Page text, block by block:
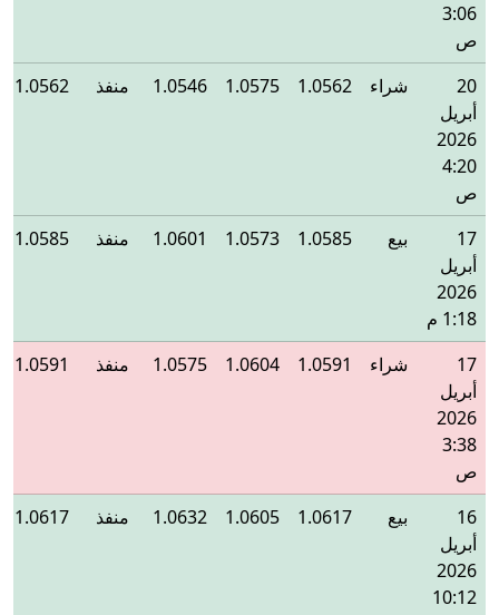
3:06
ص
20
أبريل
2026
4:20
ص
شراء 1.0562
1.0575
1.0546 منفذ 1.0562
17
أبريل
2026
1:18 م
بيع 1.0585
1.0573
1.0601 منفذ 1.0585
17
أبريل
2026
3:38
ص
شراء 1.0591
1.0604
1.0575 منفذ 1.0591
16
أبريل
2026
10:12
بيع 1.0617
1.0605
1.0632 منفذ 1.0617